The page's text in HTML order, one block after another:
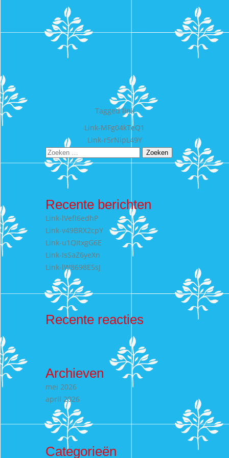
Taggedlink
Bericht
navigatie
Link-MFg04kTeQ1
Link-r5rNipL49Y
Zoeken
naar:
Recente berichten
Link-lVefI6edhP
Link-v49BRX2cpY
Link-u1QItxgG6E
Link-IsSaZ6yeXn
Link-lW8698E5sJ
Recente reacties
Archieven
mei 2026
april 2026
Categorieën